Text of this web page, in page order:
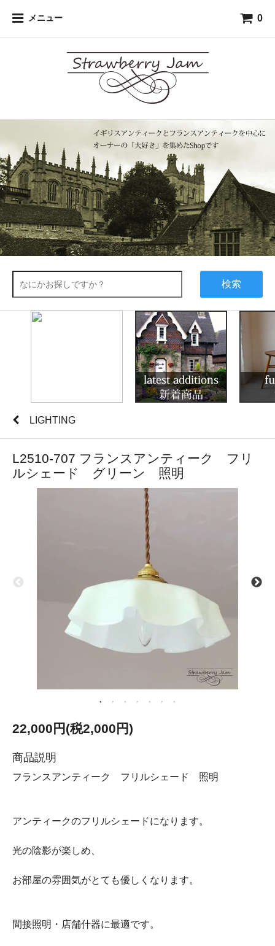
メニュー 0
検索
LIGHTING
L2510-707 フランスアンティーク フリ
ルシェード グリーン 照明
22,000円(税2,000円)
商品説明
フランスアンティーク フリルシェード 照明
アンティークのフリルシェードになります。
光の陰影が楽しめ、
お部屋の雰囲気がとても優しくなります。
間接照明・店舗什器に最適です。